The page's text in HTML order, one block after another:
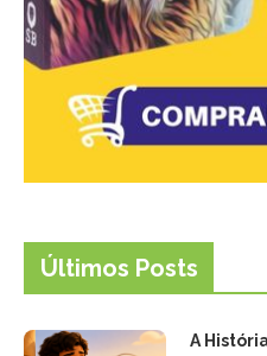
Últimos Posts
A